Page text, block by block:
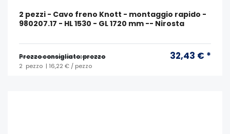
2 pezzi - Cavo freno Knott - montaggio rapido -
980207.17 - HL 1530 - GL 1720 mm -- Nirosta
Prezzo consigliato: prezzo 32,43 € *
2 pezzo | 16,22 € / pezzo